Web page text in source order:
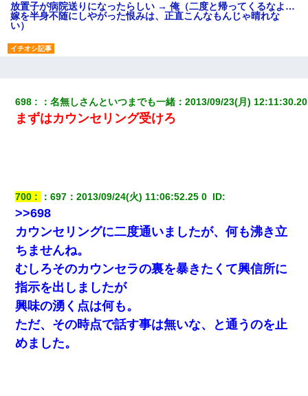
放置子が病院送りになったらしい → 俺（二度と帰ってくるなよ…
嫁を半身不随にしやがった恨みは、正直こんなもんじゃ晴れな
い）
彼女(37)の情欲がえげつない件ｗｗｗｗｗｗｗ
9月に付き合い始めたけどこの、この人と結婚はないわと判断して
別れた。その元彼が交通事故で重体になっているらしく…
【衝撃】嫁父の会社に勤続１０年、手取り１４万 → 俺「２２万も
らえる会社から誘われた。転職したい」義父「クビ！（激怒」嫁
「離婚！（激怒」
【衝撃】ある工場に配属すると、女の人がみんな退職してしま
う。会社「仕事がハードだし田舎で娯楽も少ないからキツイの
か…」→ 実際は違った
【衝撃】ヤンキー女に「サせて」って言った結果
698 ：名無しさんといつまでも一緒 ：2013/09/23(月)
まずはカウンセリング受けろ
700 ：697 ：2013/09/24(火) 11:06:52.25 0 ID:
>>698
カウンセリングに二度通いましたが、何も沸き立
ちませんね。
むしろそのカウンセラの裏を暴きたくて興信所に
指示を出しましたが
興味の湧く点は何も。
ただ、その時点で話す事は無いな、と通うのを止
めました。